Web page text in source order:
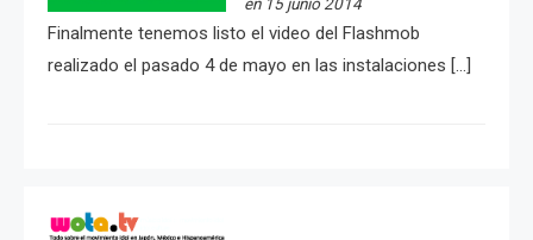
Finalmente tenemos listo el video del Flashmob
realizado el pasado 4 de mayo en las instalaciones […]